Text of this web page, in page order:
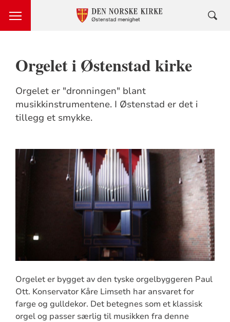
Orgelet i Østenstad kirke
Orgelet er "dronningen" blant
musikkinstrumentene. I Østenstad er det i
tillegg et smykke.
Orgelet er bygget av den tyske orgelbyggeren Paul
Ott. Konservator Kåre Limseth har ansvaret for
farge og gulldekor. Det betegnes som et klassisk
orgel og passer særlig til musikken fra denne